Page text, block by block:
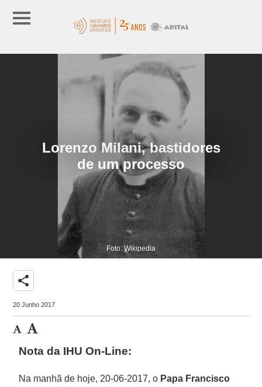
Lorenzo Milani, bastidores
de um processo
Foto: Wikipedia
share
20 Junho 2017
Nota da IHU On-Line:
Na manhã de hoje, 20-06-2017, o Papa Francisco